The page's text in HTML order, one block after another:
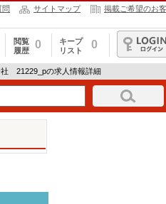
問 サイトマップ 掲載ご希望のお
閲覧
履歴
0
キープ
リスト
0
ログイン
21229_pの求人情報詳細